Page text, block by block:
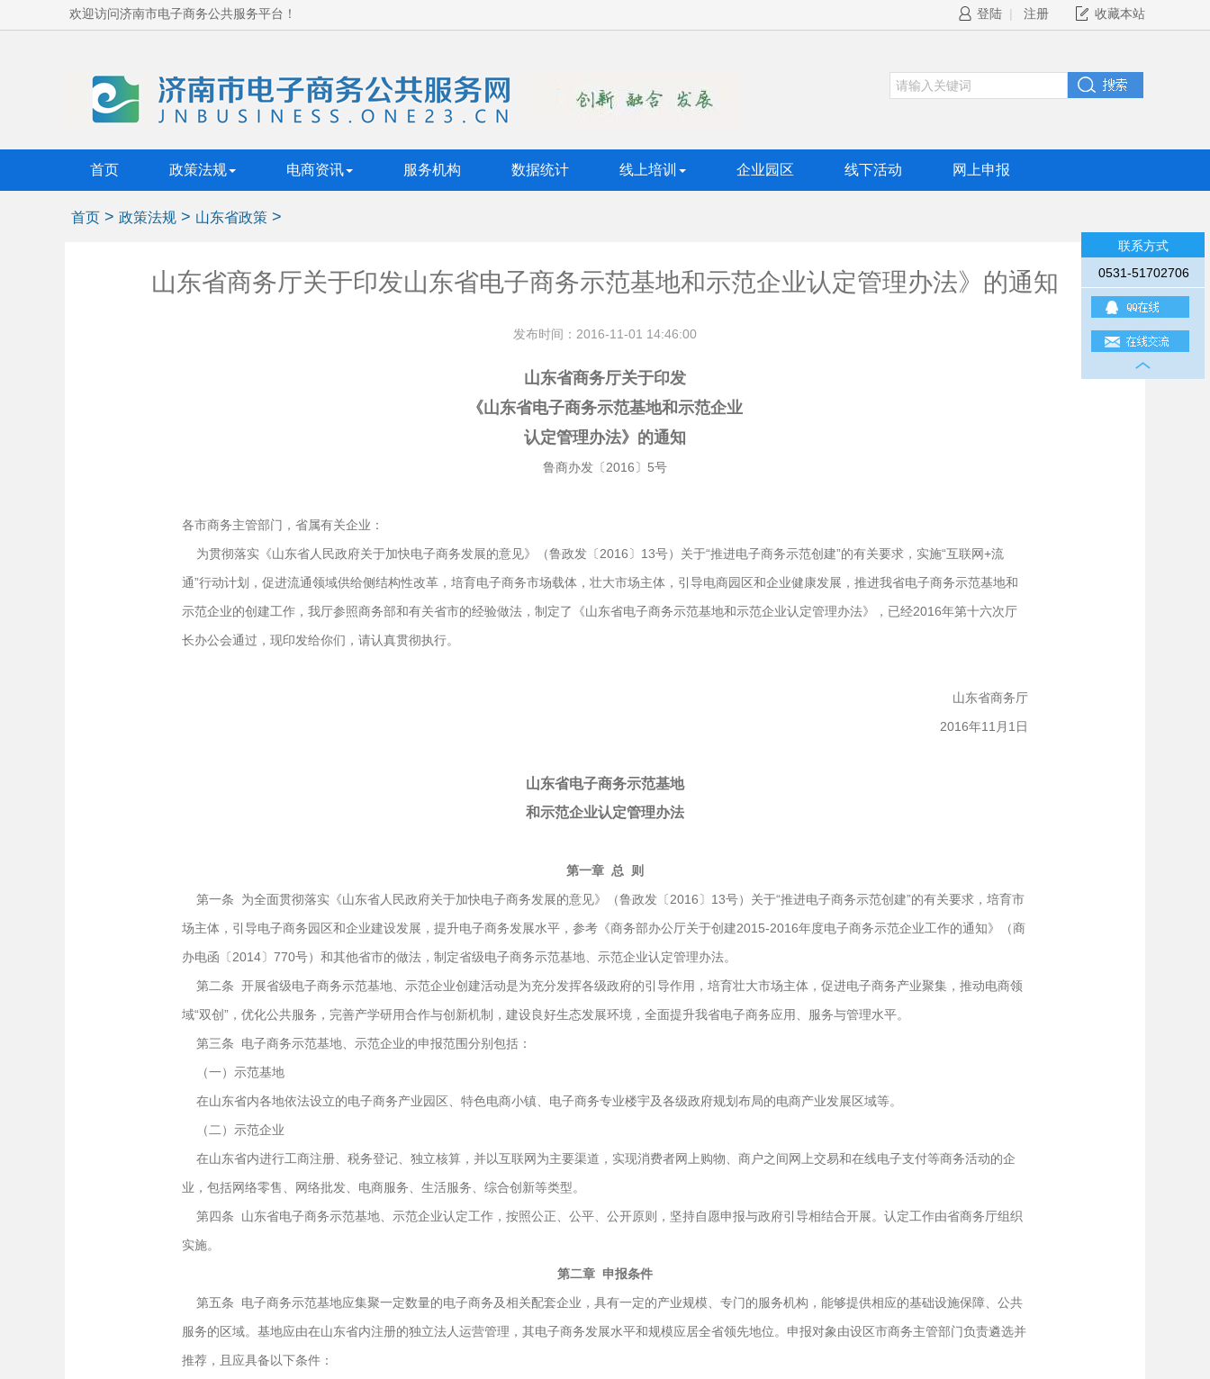
欢迎访问济南市电子商务公共服务平台！ 收藏本站
登陆 | 注册
联系方式
0531-51702706
首页 政策法规 电商资讯 服务机构 数据统计 线上培训 企业园区 线下活动 网上申报
首页 > 政策法规 > 山东省政策 >
山东省商务厅关于印发山东省电子商务示范基地和示范企业认定管理办法》的通知
发布时间：2016-11-01 14:46:00
山东省商务厅关于印发
《山东省电子商务示范基地和示范企业
认定管理办法》的通知
鲁商办发〔2016〕5号
各市商务主管部门，省属有关企业：
为贯彻落实《山东省人民政府关于加快电子商务发展的意见》（鲁政发〔2016〕13号）关于“推进电子商务示范创建”的有关要求，实施“互联网+流
通”行动计划，促进流通领域供给侧结构性改革，培育电子商务市场载体，壮大市场主体，引导电商园区和企业健康发展，推进我省电子商务示范基地和
示范企业的创建工作，我厅参照商务部和有关省市的经验做法，制定了《山东省电子商务示范基地和示范企业认定管理办法》，已经2016年第十六次厅
长办公会通过，现印发给你们，请认真贯彻执行。
山东省商务厅
2016年11月1日
山东省电子商务示范基地
和示范企业认定管理办法
第一章 总 则
第一条 为全面贯彻落实《山东省人民政府关于加快电子商务发展的意见》（鲁政发〔2016〕13号）关于“推进电子商务示范创建”的有关要求，培育市
场主体，引导电子商务园区和企业建设发展，提升电子商务发展水平，参考《商务部办公厅关于创建2015-2016年度电子商务示范企业工作的通知》（商
办电函〔2014〕770号）和其他省市的做法，制定省级电子商务示范基地、示范企业认定管理办法。
第二条 开展省级电子商务示范基地、示范企业创建活动是为充分发挥各级政府的引导作用，培育壮大市场主体，促进电子商务产业聚集，推动电商领
域“双创”，优化公共服务，完善产学研用合作与创新机制，建设良好生态发展环境，全面提升我省电子商务应用、服务与管理水平。
第三条 电子商务示范基地、示范企业的申报范围分别包括：
（一）示范基地
在山东省内各地依法设立的电子商务产业园区、特色电商小镇、电子商务专业楼宇及各级政府规划布局的电商产业发展区域等。
（二）示范企业
在山东省内进行工商注册、税务登记、独立核算，并以互联网为主要渠道，实现消费者网上购物、商户之间网上交易和在线电子支付等商务活动的企
业，包括网络零售、网络批发、电商服务、生活服务、综合创新等类型。
第四条 山东省电子商务示范基地、示范企业认定工作，按照公正、公平、公开原则，坚持自愿申报与政府引导相结合开展。认定工作由省商务厅组织
实施。
第二章 申报条件
第五条 电子商务示范基地应集聚一定数量的电子商务及相关配套企业，具有一定的产业规模、专门的服务机构，能够提供相应的基础设施保障、公共
服务的区域。基地应由在山东省内注册的独立法人运营管理，其电子商务发展水平和规模应居全省领先地位。申报对象由设区市商务主管部门负责遴选并
推荐，且应具备以下条件：